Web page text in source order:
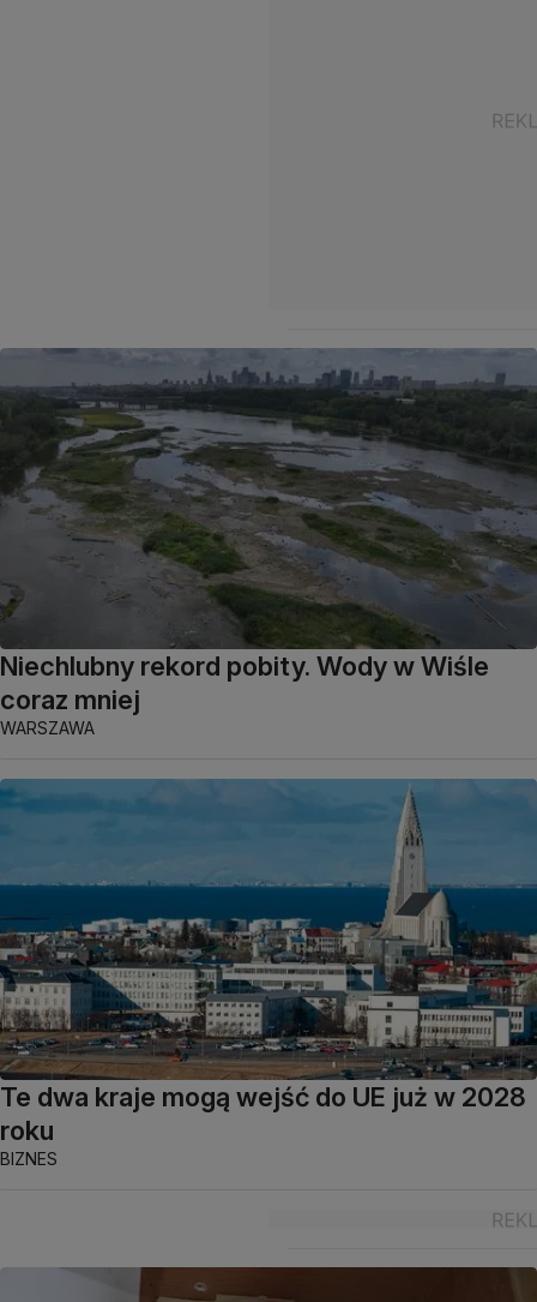
Niechlubny rekord pobity. Wody w Wiśle
coraz mniej
WARSZAWA
Te dwa kraje mogą wejść do UE już w 2028
roku
BIZNES